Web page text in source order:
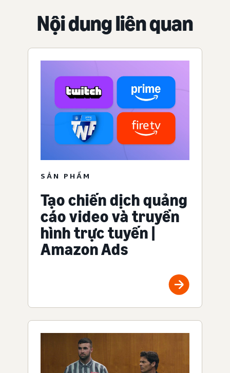
Nội dung liên quan
SẢN PHẨM
Tạo chiến dịch quảng
cáo video và truyền
hình trực tuyến |
Amazon Ads